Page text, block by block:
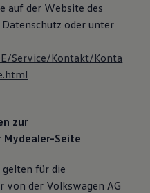
auf der Website des
oder unter
Service/Kontakt/Konta
zur
Seite
für die
von der Volkswagen AG